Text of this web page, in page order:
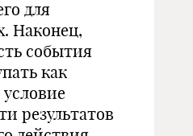
для
Наконец,
события
как
результатов